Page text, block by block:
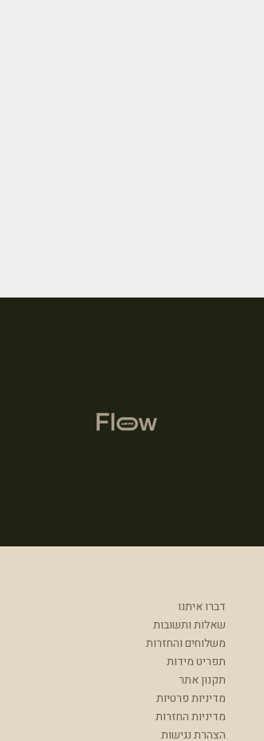
דברו איתנו
שאלות ותשובות
משלוחים והחזרות
תפריט מידות
תקנון אתר
מדיניות פרטיות
מדיניות החזרות
הצהרת נגישות